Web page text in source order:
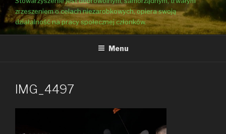
zrzeszeniem o celach niezarobkowych, opiera swoją
działalność na pracy społecznej członków.
Menu
IMG_4497